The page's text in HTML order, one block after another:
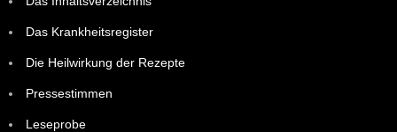
Das Krankheitsregister
Die Heilwirkung der Rezepte
Pressestimmen
Leseprobe